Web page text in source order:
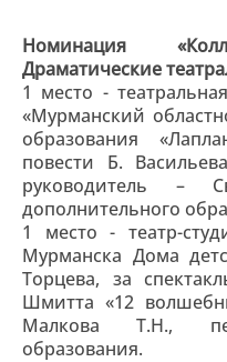
Номинация
Драматические
1 место -
«Мурманский
образования
повести Б.
руководитель –
дополнительного
1 место - театр-
Мурманска Дома
Торцева, за
Шмитта «12
Малкова Т.Н.,
образования.